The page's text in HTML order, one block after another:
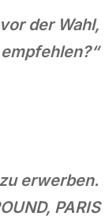
der Wahl,
erwerben.
PARIS